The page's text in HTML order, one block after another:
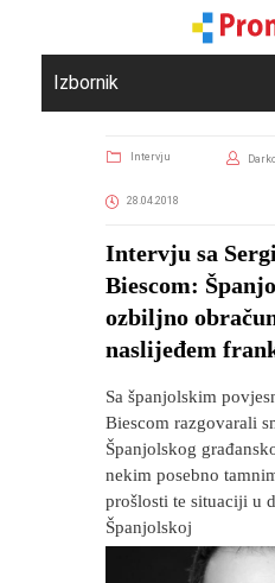
Izbornik
Intervju
28.04.2018
Intervju sa
Biescom:
ozbiljno
naslijeđem
Sa španjolskim
Biescom razgovarali
Španjolskog
nekim posebno
prošlosti te situaciji u
Španjolskoj